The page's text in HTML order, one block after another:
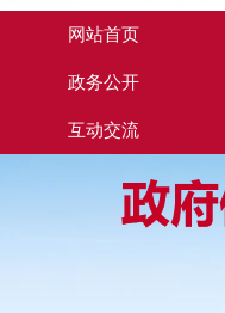
网站首页
政务公开
互动交流